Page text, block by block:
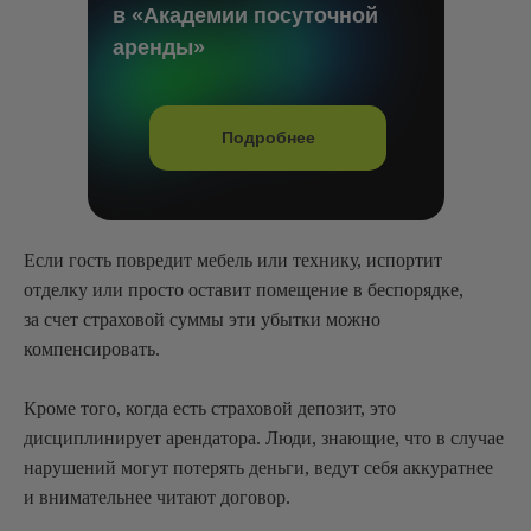
в «Академии посуточной
аренды»
Подробнее
Если гость повредит мебель или технику, испортит
отделку или просто оставит помещение в беспорядке,
за счет страховой суммы эти убытки можно
компенсировать.
Кроме того, когда есть страховой депозит, это
дисциплинирует арендатора. Люди, знающие, что в случае
нарушений могут потерять деньги, ведут себя аккуратнее
и внимательнее читают договор.